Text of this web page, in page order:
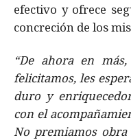
efectivo y ofrece
concreción de los
“De ahora en
felicitamos, les
duro y
con el
No premiamos